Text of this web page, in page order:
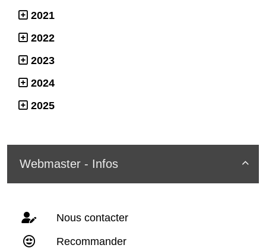
2021
2022
2023
2024
2025

Webmaster - Infos
Nous contacter
Recommander